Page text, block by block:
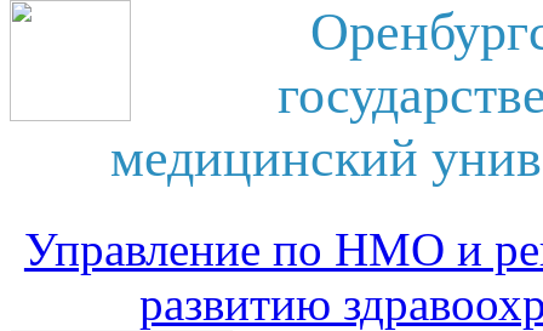
медицинский
Управление по НМО и
развитию